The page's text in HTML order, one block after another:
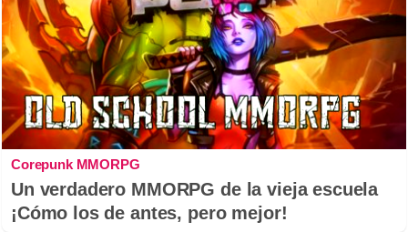
Corepunk MMORPG
Un verdadero MMORPG de la vieja escuela
¡Cómo los de antes, pero mejor!